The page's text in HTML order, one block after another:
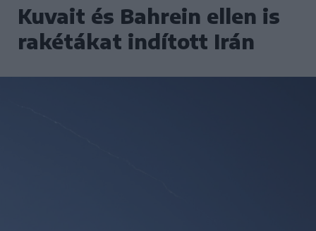
Kuvait és Bahrein ellen is
rakétákat indított Irán